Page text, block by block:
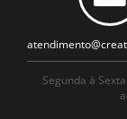
Segunda à